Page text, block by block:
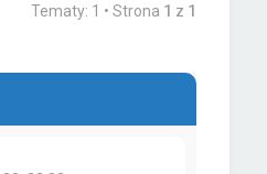
Tematy: 1 • Strona 1 z 1